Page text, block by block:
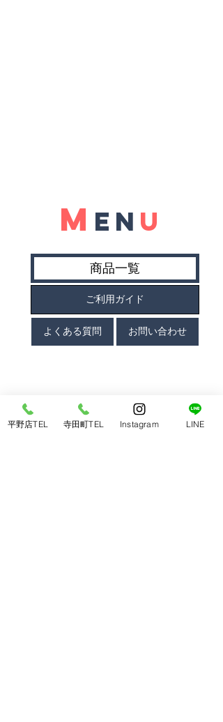
M E N U
商品一覧
ご利用ガイド
よくある質問 お問い合わせ
平野店TEL 寺田町TEL Instagram LINE